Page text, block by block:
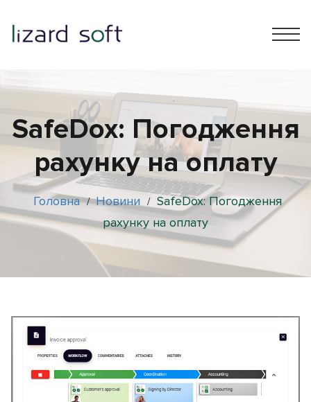
SafeDox: Погодження
рахунку на оплату
Головна / Новини / SafeDox: Погодження
рахунку на оплату